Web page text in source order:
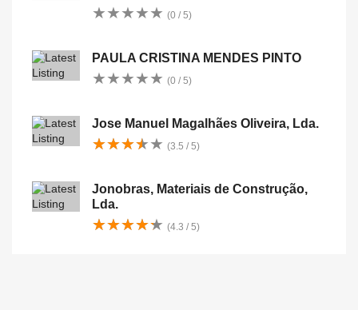
★★★★★
★★★★★ (0 / 5)
PAULA CRISTINA MENDES PINTO
★★★★★
★★★★★ (0 / 5)
Jose Manuel Magalhães Oliveira, Lda.
★★★★★
★★★★★ (3.5 / 5)
Jonobras, Materiais de Construção,
Lda.
★★★★★
★★★★★ (4.3 / 5)